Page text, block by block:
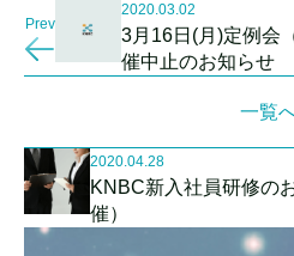
Prev
2020.03.02
3月16日(月)定例会
催中止のお知らせ
一覧
2020.04.28
KNBC新入社員研修の
催）